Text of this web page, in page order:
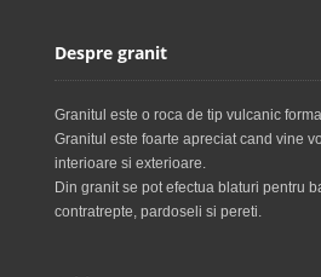
Despre granit
Granitul este o roca de tip vulcanic
Granitul este foarte apreciat cand vine
interioare si exterioare.
Din granit se pot efectua blaturi pentru
contratrepte, pardoseli si pereti.